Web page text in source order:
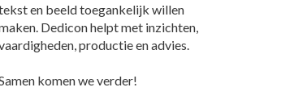
en beeld toegankelijk willen
Dedicon helpt met inzichten,
productie en advies.
komen we verder!